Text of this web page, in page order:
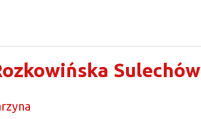
Sulechów